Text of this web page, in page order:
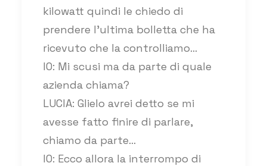
kilowatt quindi le chiedo di
prendere l’ultima bolletta che ha
ricevuto che la controlliamo…
IO: Mi scusi ma da parte di quale
azienda chiama?
LUCIA: Glielo avrei detto se mi
avesse fatto finire di parlare,
chiamo da parte…
IO: Ecco allora la interrompo di